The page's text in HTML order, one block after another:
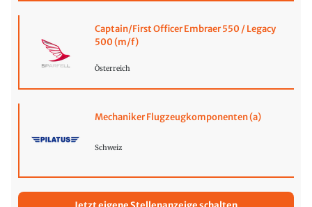
Captain/First Officer Embraer 550 / Legacy
500 (m/f)
Österreich
Mechaniker Flugzeugkomponenten (a)
Schweiz